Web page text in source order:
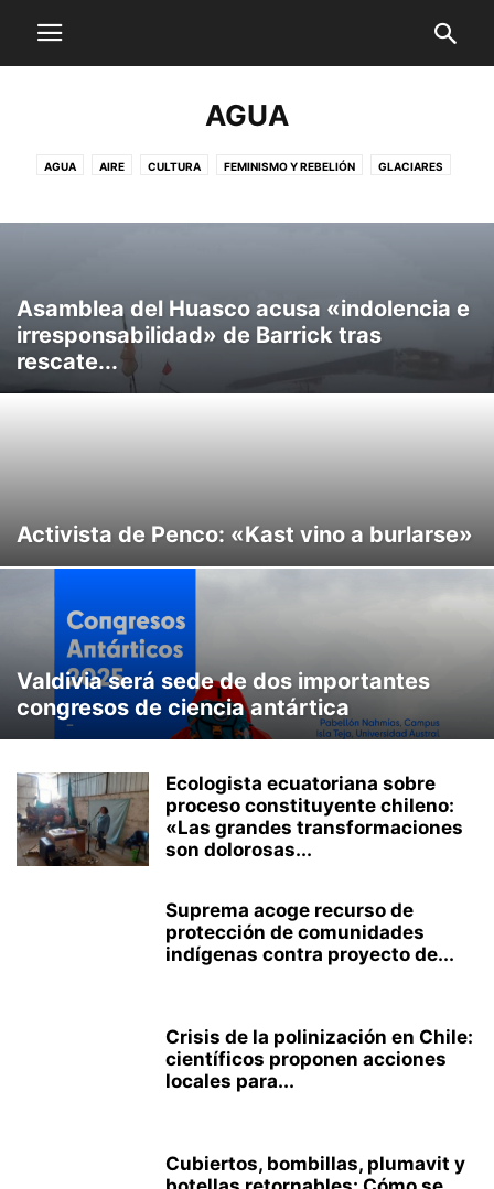
AGUA
AGUA AIRE CULTURA FEMINISMO Y REBELIÓN GLACIARES
Asamblea del Huasco acusa «indolencia e
irresponsabilidad» de Barrick tras
rescate...
Activista de Penco: «Kast vino a burlarse»
Valdivia será sede de dos importantes
congresos de ciencia antártica
Ecologista ecuatoriana sobre
proceso constituyente chileno:
«Las grandes transformaciones
son dolorosas...
Suprema acoge recurso de
protección de comunidades
indígenas contra proyecto de...
Crisis de la polinización en Chile:
científicos proponen acciones
locales para...
Cubiertos, bombillas, plumavit y